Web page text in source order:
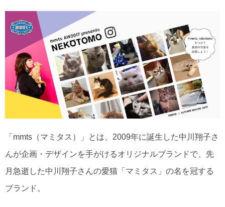
「mmts（マミタス）」とは、2009年に誕生した中川翔子さ
んが企画・デザインを手がけるオリジナルブランドで、先
月急逝した中川翔子さんの愛猫「マミタス」の名を冠する
ブランド。